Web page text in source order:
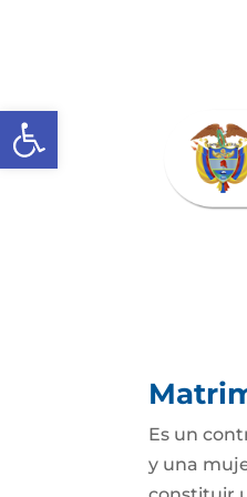
Abrir barra de herramientas
Es un
y una